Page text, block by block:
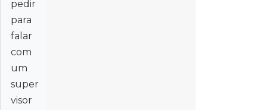
pedir
para
falar
com
um
super
visor